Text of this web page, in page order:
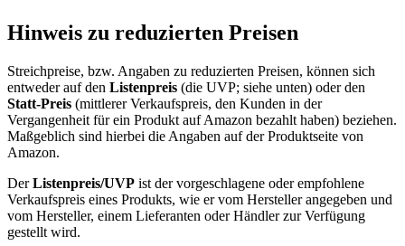
Hinweis zu reduzierten Preisen
Streichpreise, bzw. Angaben zu reduzierten Preisen, können sich
entweder auf den Listenpreis (die UVP; siehe unten) oder den
Statt-Preis (mittlerer Verkaufspreis, den Kunden in der
Vergangenheit für ein Produkt auf Amazon bezahlt haben) beziehen.
Maßgeblich sind hierbei die Angaben auf der Produktseite von
Amazon.
DerListenpreis/UVP ist der vorgeschlagene oder empfohlene
Verkaufspreis eines Produkts, wie er vom Hersteller angegeben und
vom Hersteller, einem Lieferanten oder Händler zur Verfügung
gestellt wird.